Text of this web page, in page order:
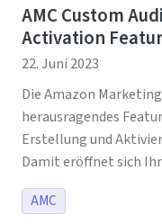
AMC Custom
Activation
22. Juni 2023
Die Amazon
herausragendes
Erstellung und
Damit eröffnet sich
AMC